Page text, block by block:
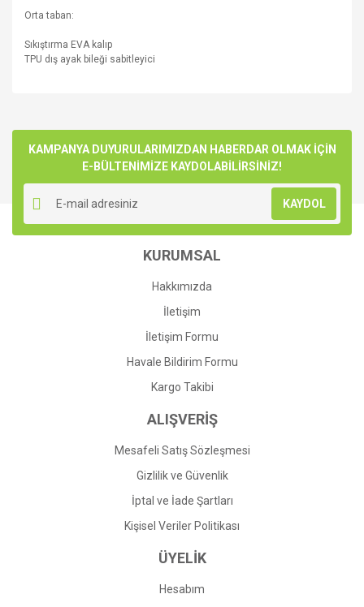
Orta taban:
Sıkıştırma EVA kalıp
TPU dış ayak bileği sabitleyici
Yorum Yaz
kullanarak tarafımıza iletebilirsiniz.
Görüş ve önerileriniz için teşekkür ederiz.
Ürün resmi kalitesiz, bozuk veya görüntülenemiyor.
Ürün açıklamasında eksik bilgiler bulunuyor.
Ürün bilgilerinde hatalar bulunuyor.
Ürün fiyatı diğer sitelerden daha pahalı.
Gönder
KAMPANYA DUYURULARIMIZDAN HABERDAR OLMAK İÇİN
E-BÜLTENİMİZE KAYDOLABİLİRSİNİZ!
KAYDOL
KURUMSAL
Hakkımızda
İletişim
İletişim Formu
Havale Bildirim Formu
Kargo Takibi
ALIŞVERİŞ
Mesafeli Satış Sözleşmesi
Gizlilik ve Güvenlik
İptal ve İade Şartları
Kişisel Veriler Politikası
ÜYELİK
Hesabım